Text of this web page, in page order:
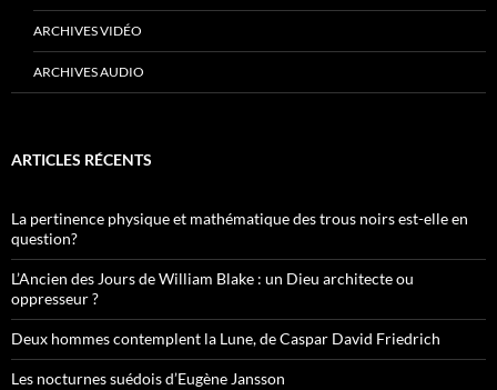
ARCHIVES VIDÉO
ARCHIVES AUDIO
ARTICLES RÉCENTS
La pertinence physique et mathématique des trous noirs est-elle en
question?
L’Ancien des Jours de William Blake : un Dieu architecte ou
oppresseur ?
Deux hommes contemplent la Lune, de Caspar David Friedrich
Les nocturnes suédois d’Eugène Jansson